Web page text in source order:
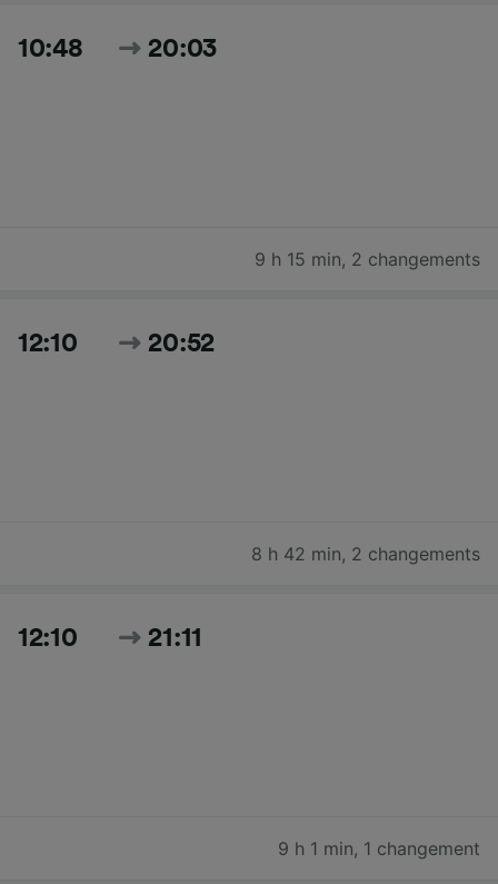
10:48 20:03
9 h 15 min, 2 changements
12:10 20:52
8 h 42 min, 2 changements
12:10 21:11
9 h 1 min, 1 changement